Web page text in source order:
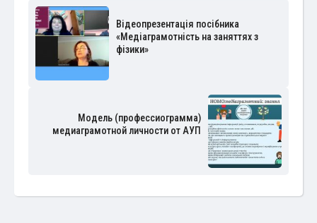
Відеопрезентація посібника
«Медіаграмотність на заняттях з
фізики»
Модель (профессиограмма)
медиаграмотной личности от АУП